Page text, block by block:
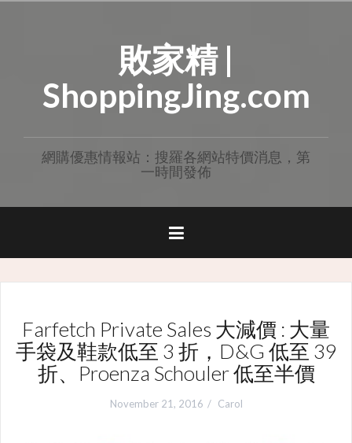
敗家精 |
ShoppingJing.com
網購優惠情報站：搜羅各網站特價消息，第
一時間發佈
Farfetch Private Sales 大減價 : 大量
手袋及鞋款低至 3 折，D&G 低至 39
折、Proenza Schouler 低至半價
November 21, 2016 Carol